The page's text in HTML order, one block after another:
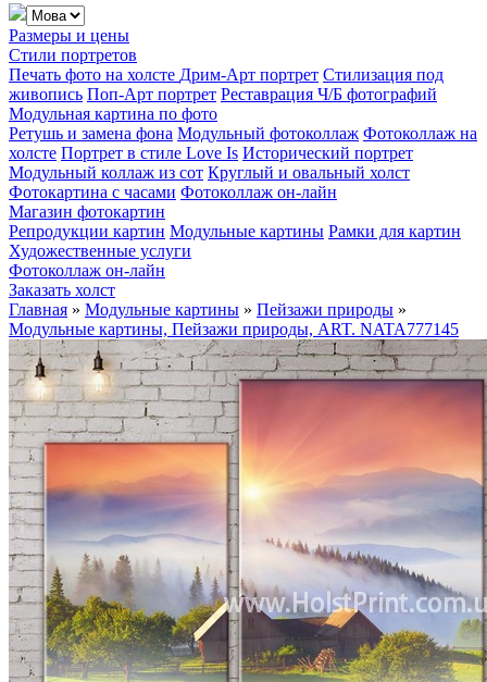
Размеры и цены
Стили портретов
Печать фото на холсте Дрим-Арт портрет Стилизация под
живопись Поп-Арт портрет Реставрация Ч/Б фотографий
Модульная картина по фото
Ретушь и замена фона Модульный фотоколлаж Фотоколлаж на
холсте Портрет в стиле Love Is Исторический портрет
Модульный коллаж из сот Круглый и овальный холст
Фотокартина с часами Фотоколлаж он-лайн
Магазин фотокартин
Репродукции картин Модульные картины Рамки для картин
Художественные услуги
Фотоколлаж он-лайн
Заказать холст
Главная » Модульные картины » Пейзажи природы »
Модульные картины, Пейзажи природы, ART. NATA777145